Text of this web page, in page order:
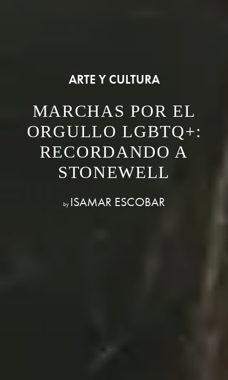
ARTE Y CULTURA
MARCHAS POR EL
ORGULLO LGBTQ+:
RECORDANDO A
STONEWELL
by ISAMAR ESCOBAR